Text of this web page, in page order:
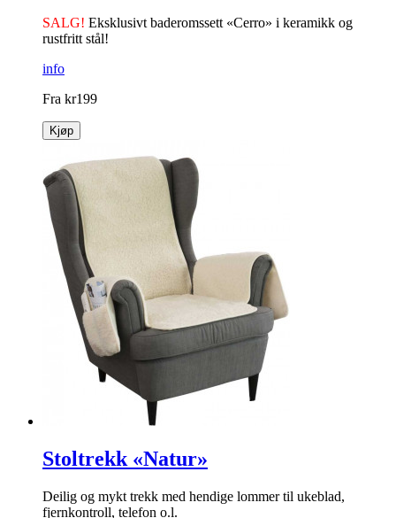
SALG! Eksklusivt baderomssett «Cerro» i ­keramikk og
rustfritt stål!
info
Fra kr199
Kjøp
Stoltrekk «Natur»
Deilig og mykt trekk med hendige lommer til ukeblad,
fjernkontroll, telefon o.l.